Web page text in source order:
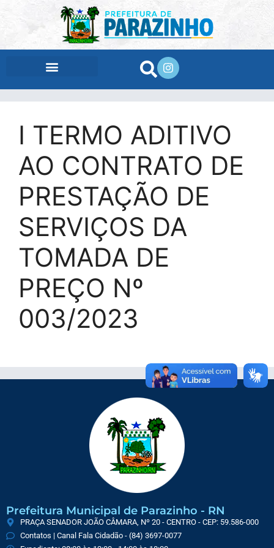
I TERMO ADITIVO
AO CONTRATO DE
PRESTAÇÃO DE
SERVIÇOS DA
TOMADA DE
PREÇO Nº
003/2023
Prefeitura Municipal de Parazinho - RN
PRAÇA SENADOR JOÃO CÂMARA, Nº 20 - CENTRO - CEP: 59.586-000
Contatos | Canal Fala Cidadão - (84) 3697-0077